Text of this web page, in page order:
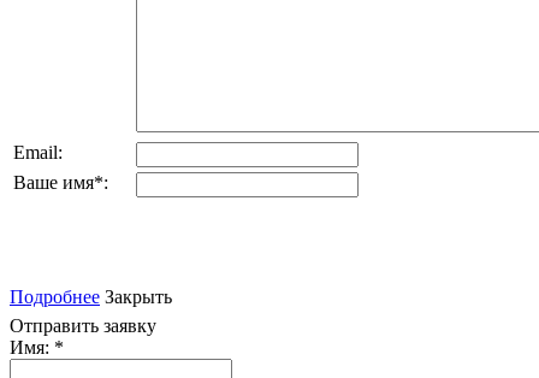
Email:
Ваше имя*:
Подробнее Закрыть
Отправить заявку
Имя: *